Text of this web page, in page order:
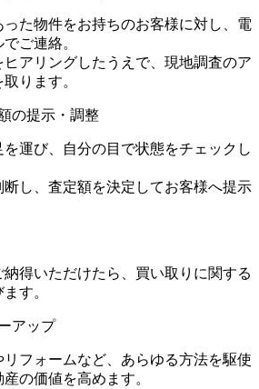
った物件をお持ちのお客様に対し、電
ご連絡。
ヒアリングしたうえで、現地調査のア
ります。
の提示・調整
を運び、自分の目で状態をチェックし
断し、査定額を決定してお客様へ提示
納得いただけたら、買い取りに関する
す。
アップ
リフォームなど、あらゆる方法を駆使
の価値を高めます。